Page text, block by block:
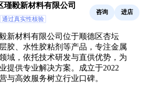
瑾毅新材料有限公司
通过真实性核验
咨询 进店
新材料有限公司位于顺德区杏坛
胶、水性胶粘剂等产品，专注金属
域，依托技术研发与直供优势，为
提供专业解决方案。成立于2022
与高效服务树立行业口碑。